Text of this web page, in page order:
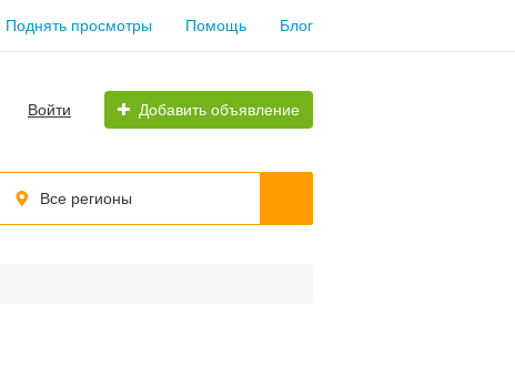
Поднять просмотры Помощь Блог
Войти Добавить объявление
Все регионы